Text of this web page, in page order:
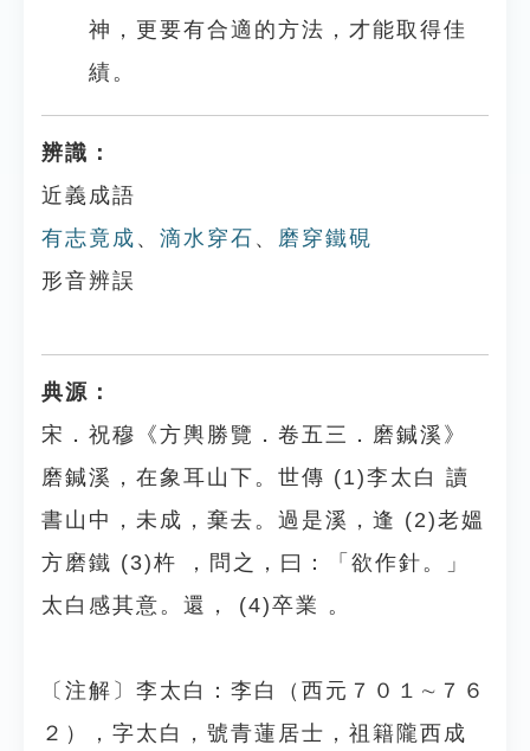
神，更要有合適的方法，才能取得佳
績。
辨識：
近義成語
有志竟成 、 滴水穿石 、 磨穿鐵硯
形音辨誤
典源：
宋．祝穆《方輿勝覽．卷五三．磨鍼溪》
磨鍼溪，在象耳山下。世傳 (1)李太白 讀
書山中，未成，棄去。過是溪，逢 (2)老媼
方磨鐵 (3)杵 ，問之，曰：「欲作針。」
太白感其意。還， (4)卒業 。
〔注解〕李太白：李白（西元７０１∼７６
２），字太白，號青蓮居士，祖籍隴西成